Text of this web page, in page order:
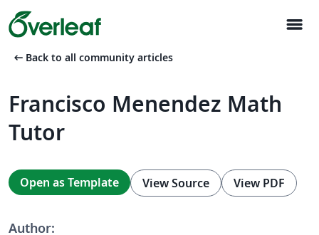
menu
arrow_left_alt Back to all community articles
Francisco Menendez Math
Tutor
Open as Template View Source View PDF
Author: